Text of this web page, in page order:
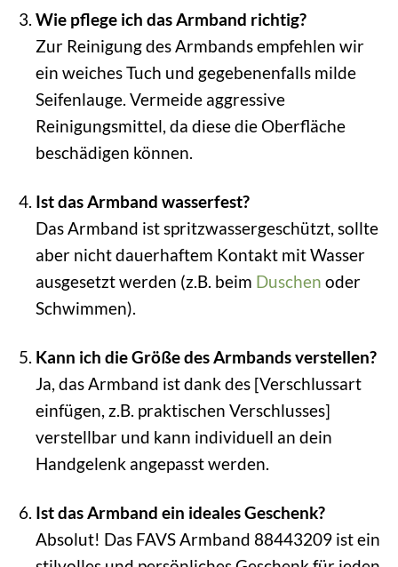
Wie pflege ich das Armband richtig?
Zur Reinigung des Armbands empfehlen wir
ein weiches Tuch und gegebenenfalls milde
Seifenlauge. Vermeide aggressive
Reinigungsmittel, da diese die Oberfläche
beschädigen können.
Ist das Armband wasserfest?
Das Armband ist spritzwassergeschützt, sollte
aber nicht dauerhaftem Kontakt mit Wasser
ausgesetzt werden (z.B. beim Duschen oder
Schwimmen).
Kann ich die Größe des Armbands verstellen?
Ja, das Armband ist dank des [Verschlussart
einfügen, z.B. praktischen Verschlusses]
verstellbar und kann individuell an dein
Handgelenk angepasst werden.
Ist das Armband ein ideales Geschenk?
Absolut! Das FAVS Armband 88443209 ist ein